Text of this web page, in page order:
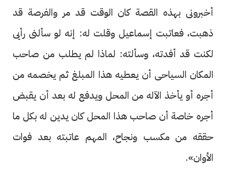
أخبرونى بهذه القصة كان الوقت قد مر والفرصة قد
ذهبت، فعاتبت إسماعيل وقلت له: إنه لو سألنى رأيى
لكنت قد أفدته، وسألته: لماذا لم يطلب من صاحب
المكان السياحى أن يعطيه هذا المبلغ ثم يخصمه من
أجره أو يأخذ الآله من المحل ويدفع له بعد أن يقبض
أجره خاصة أن صاحب هذا المحل كان يدين له بكل ما
حققه من مكسب ونجاح، المهم عاتبته بعد فوات
الأوان».